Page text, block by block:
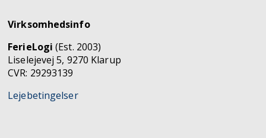
Virksomhedsinfo
FerieLogi(Est. 2003)
Liselejevej 5, 9270 Klarup
CVR: 29293139
Lejebetingelser